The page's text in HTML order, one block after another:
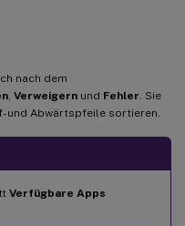
nach dem
Verweigern und Fehler . Sie
und Abwärtspfeile sortieren.
Verfügbare Apps